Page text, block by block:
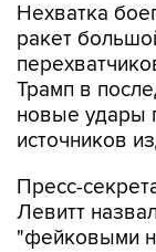
Нехватка
ракет
Трамп в
новые удары
источников
Пресс-
Левитт
"фейковыми